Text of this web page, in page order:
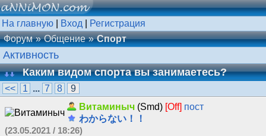
На главную Вход
Регистрация
Форум
Общение Спорт
Активность
Каким видом спорта вы занимаетесь?
<< 1 ... 7 8
9
Витаминыч (Smd) [Off] пост
わからない！！
(23.05.2021 / 18:26)